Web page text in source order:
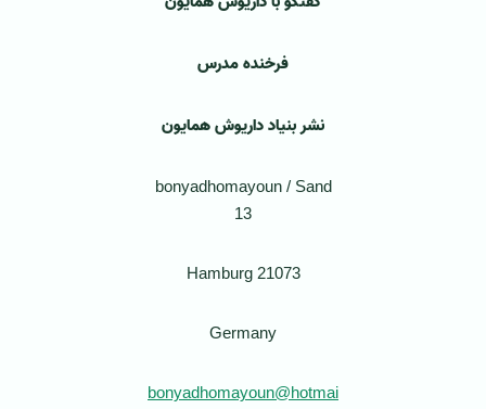
فرخنده مدرس
نشر بنیاد داریوش همایون
bonyadhomayoun / Sand
13
21073 Hamburg
Germany
bonyadhomayoun@hotmai